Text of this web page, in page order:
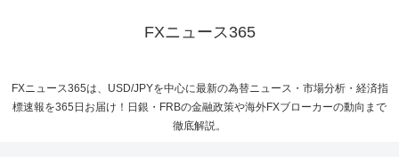
FXニュース365
FXニュース365は、USD/JPYを中心に最新の為替ニュース・市場分析・経済指
標速報を365日お届け！日銀・FRBの金融政策や海外FXブローカーの動向まで
徹底解説。